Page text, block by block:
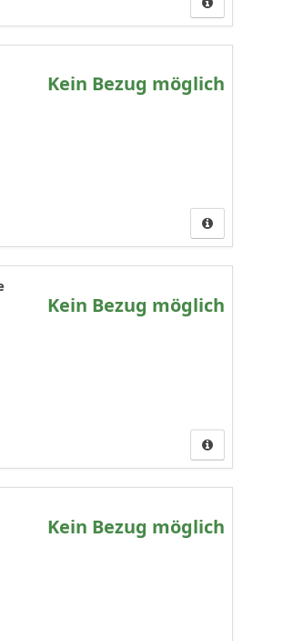
Kein Bezug möglich
Kein Bezug möglich
Kein Bezug möglich